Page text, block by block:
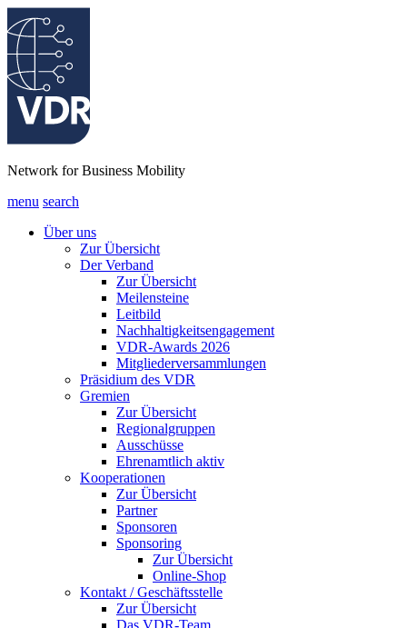
Network for Business Mobility
menu search
Über uns
Zur Übersicht
Der Verband
Zur Übersicht
Meilensteine
Leitbild
Nachhaltigkeitsengagement
VDR-Awards 2026
Mitgliederversammlungen
Präsidium des VDR
Gremien
Zur Übersicht
Regionalgruppen
Ausschüsse
Ehrenamtlich aktiv
Kooperationen
Zur Übersicht
Partner
Sponsoren
Sponsoring
Zur Übersicht
Online-Shop
Kontakt / Geschäftsstelle
Zur Übersicht
Das VDR-Team